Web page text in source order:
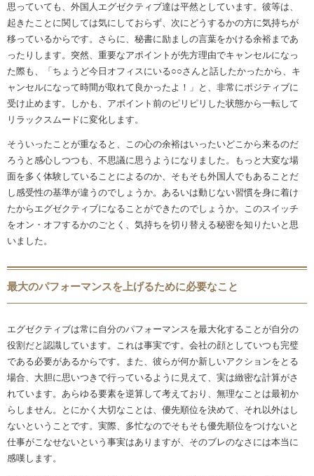
思っていても、外国人エグゼクティブ達は平然としています。彼等は、
起きたことに関しては気にしておらず、次にどうするかの方に気持ちが
移っているからです。さらに、秘書に励ましの言葉をかける余裕まであ
ったりします。突然、重要なアポイントが先方理由でキャンセルになっ
た際も、「ちょうど今日オフィスにいる○○さんと話したかったから、キ
ャンセルになって時間が取れて良かったよ！」と、非常にポジティブに
受け止めます。しかも、アポイント前のピリピリした状態から一転して
リラックスムードに変化します。
そういったことが重なると、この心の余裕はいったいどこから来るのだ
ろうと感心しつつも、不思議に思うようになりました。もっと大変な場
面を多く体験していることによるのか、そもそも外国人でもあることだ
し感受性の基準が違うのでしょうか。あるいは動じない習慣を身に着け
たからエグゼクティブになることができたのでしょうか。このスイッチ
をオン・オフするかのごとく、気持ちを切り替える秘密を知りたいと思
いました。
最大のパフォーマンスを上げるために必要なこと
エグゼクティブは常に自分のパフォーマンスを最大化することが自分の
役割だと認識しています。これは事実です。会社の顔としていつも完璧
である必要があるからです。また、彼らが何か新しいアクションをとる
場合、大胆に思いつきで行っているように見えて、実は緻密な計算がさ
れています。あらゆる要素を逆算して考えており、無理なことは最初か
らしません。とにかく大切なことは、優先順位を決めて、それ以外はし
ないということです。実際、多忙なのでそもそも優先順位をつけないと
仕事がこなせないという事実はありますが、そのブレのなさには本当に
感嘆します。